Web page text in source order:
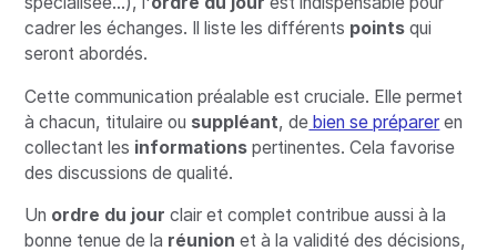
cadrer les échanges. Il liste les différents points qui
seront abordés.
Cette communication préalable est cruciale. Elle permet
à chacun, titulaire ou suppléant, de bien se préparer en
collectant les informations pertinentes. Cela favorise
des discussions de qualité.
Un ordre du jour clair et complet contribue aussi à la
bonne tenue de la réunion et à la validité des décisions,